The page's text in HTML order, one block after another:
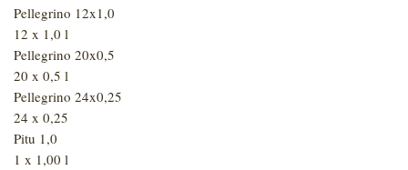
Pellegrino 12x1,0
12 x 1,0 l
Pellegrino 20x0,5
20 x 0,5 l
Pellegrino 24x0,25
24 x 0,25
Pitu 1,0
1 x 1,00 l